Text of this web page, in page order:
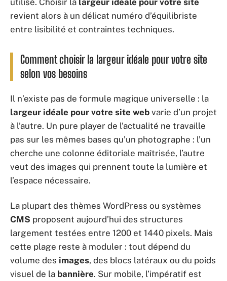
revient alors à un délicat numéro d’équilibriste
entre lisibilité et contraintes techniques.
Comment choisir la largeur idéale pour votre site
selon vos besoins
Il n’existe pas de formule magique universelle : la
largeur idéale pour votre site web varie d’un projet
à l’autre. Un pure player de l’actualité ne travaille
pas sur les mêmes bases qu’un photographe : l’un
cherche une colonne éditoriale maîtrisée, l’autre
veut des images qui prennent toute la lumière et
l’espace nécessaire.
La plupart des thèmes WordPress ou systèmes
CMS proposent aujourd’hui des structures
largement testées entre 1200 et 1440 pixels. Mais
cette plage reste à moduler : tout dépend du
volume des images, des blocs latéraux ou du poids
visuel de la bannière. Sur mobile, l’impératif est